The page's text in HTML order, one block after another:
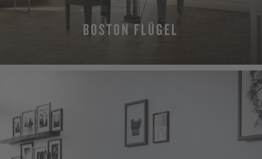
BOSTON FLÜGEL